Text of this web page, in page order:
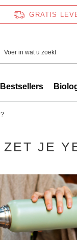
GRATIS
Bestsellers
ZET JE